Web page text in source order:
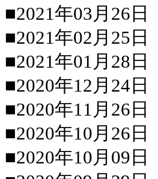
■2021年03月26日
■2021年02月25日
■2021年01月28日
■2020年12月24日
■2020年11月26日
■2020年10月26日
■2020年10月09日